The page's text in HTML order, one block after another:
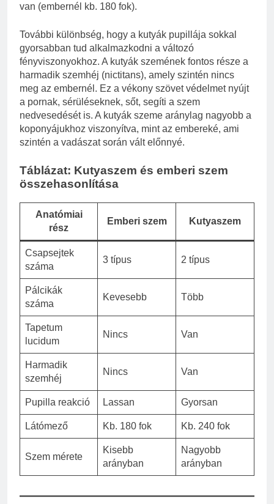
van (embernél kb. 180 fok).
További különbség, hogy a kutyák pupillája sokkal
gyorsabban tud alkalmazkodni a változó
fényviszonyokhoz. A kutyák szemének fontos része a
harmadik szemhéj (nictitans), amely szintén nincs
meg az embernél. Ez a vékony szövet védelmet nyújt
a pornak, sérüléseknek, sőt, segíti a szem
nedvesedését is. A kutyák szeme aránylag nagyobb a
koponyájukhoz viszonyítva, mint az embereké, ami
szintén a vadászat során vált előnnyé.
Táblázat: Kutyaszem és emberi szem
összehasonlítása
Anatómiai
rész
Emberi szem Kutyaszem
Csapsejtek
száma
3 típus 2 típus
Pálcikák
száma
Kevesebb Több
Tapetum
lucidum
Nincs Van
Harmadik
szemhéj
Nincs Van
Pupilla reakció Lassan Gyorsan
Látómező Kb. 180 fok Kb. 240 fok
Szem mérete
Kisebb
arányban
Nagyobb
arányban